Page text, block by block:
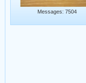
Messages: 7504